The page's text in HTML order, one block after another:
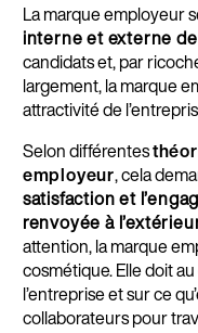
La marque employeur
interne et externe
candidats et, par
largement, la marque
attractivité de
Selon différentes
employeur, cela
satisfaction et
renvoyée à
attention, la marque
cosmétique. Elle doit
l’entreprise et sur ce
collaborateurs pour